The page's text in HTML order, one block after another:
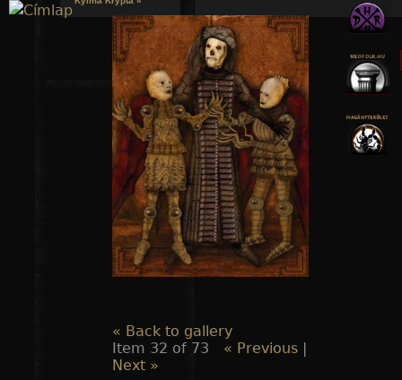
Jump to navigation
« Back to gallery
Item 32 of 73
« Previous |
Next »